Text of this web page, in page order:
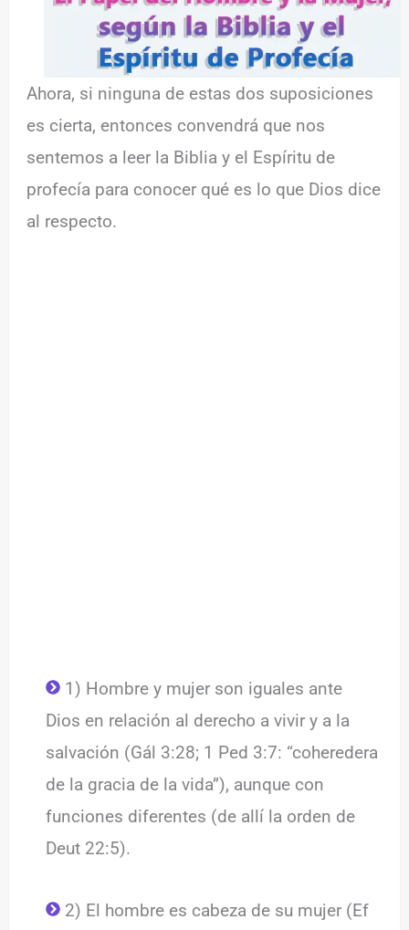
Ahora, si ninguna de estas dos suposiciones
es cierta, entonces convendrá que nos
sentemos a leer la Biblia y el Espíritu de
profecía para conocer qué es lo que Dios dice
al respecto.
1) Hombre y mujer son iguales ante
Dios en relación al derecho a vivir y a la
salvación (Gál 3:28; 1 Ped 3:7: “coheredera
de la gracia de la vida”), aunque con
funciones diferentes (de allí la orden de
Deut 22:5).
2) El hombre es cabeza de su mujer (Ef